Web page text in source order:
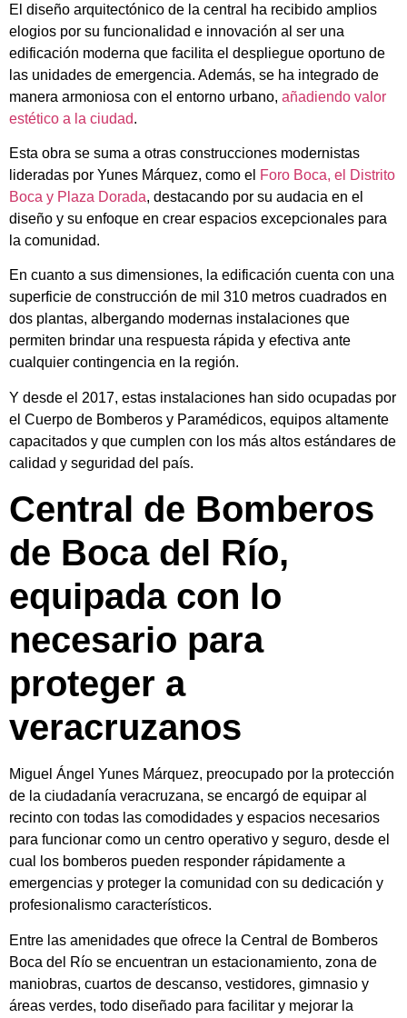
El diseño arquitectónico de la central ha recibido amplios
elogios por su funcionalidad e innovación al ser una
edificación moderna que facilita el despliegue oportuno de
las unidades de emergencia. Además, se ha integrado de
manera armoniosa con el entorno urbano, añadiendo valor
estético a la ciudad.
Esta obra se suma a otras construcciones modernistas
lideradas por Yunes Márquez, como el Foro Boca, el Distrito
Boca y Plaza Dorada, destacando por su audacia en el
diseño y su enfoque en crear espacios excepcionales para
la comunidad.
En cuanto a sus dimensiones, la edificación cuenta con una
superficie de construcción de mil 310 metros cuadrados en
dos plantas, albergando modernas instalaciones que
permiten brindar una respuesta rápida y efectiva ante
cualquier contingencia en la región.
Y desde el 2017, estas instalaciones han sido ocupadas por
el Cuerpo de Bomberos y Paramédicos, equipos altamente
capacitados y que cumplen con los más altos estándares de
calidad y seguridad del país.
Central de Bomberos
de Boca del Río,
equipada con lo
necesario para
proteger a
veracruzanos
Miguel Ángel Yunes Márquez, preocupado por la protección
de la ciudadanía veracruzana, se encargó de equipar al
recinto con todas las comodidades y espacios necesarios
para funcionar como un centro operativo y seguro, desde el
cual los bomberos pueden responder rápidamente a
emergencias y proteger la comunidad con su dedicación y
profesionalismo característicos.
Entre las amenidades que ofrece la Central de Bomberos
Boca del Río se encuentran un estacionamiento, zona de
maniobras, cuartos de descanso, vestidores, gimnasio y
áreas verdes, todo diseñado para facilitar y mejorar la